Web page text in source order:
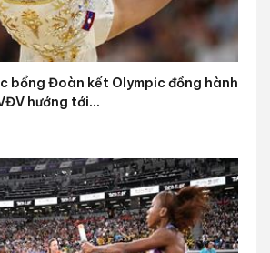
bổng Đoàn kết Olympic đồng hành
hướng tới...